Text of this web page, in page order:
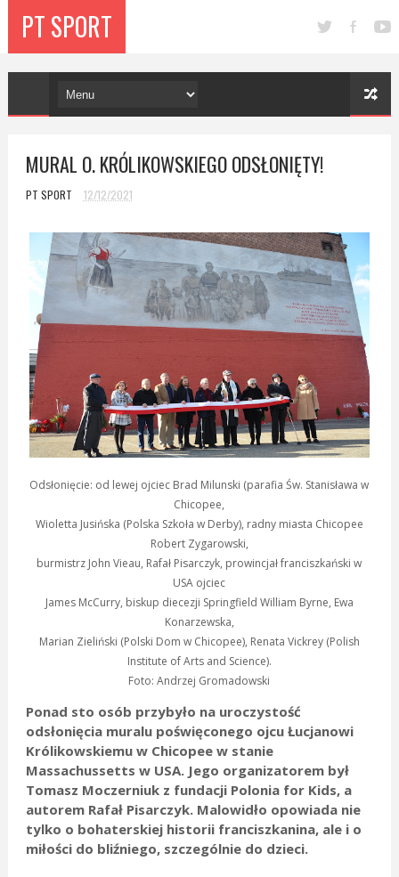
PT SPORT
MURAL O. KRÓLIKOWSKIEGO ODSŁONIĘTY!
PT SPORT 12/12/2021
Odsłonięcie: od lewej ojciec Brad Milunski (parafia Św. Stanisława w
Chicopee,
Wioletta Jusińska (Polska Szkoła w Derby), radny miasta Chicopee
Robert Zygarowski,
burmistrz John Vieau, Rafał Pisarczyk, prowincjał franciszkański w
USA ojciec
James McCurry, biskup diecezji Springfield William Byrne, Ewa
Konarzewska,
Marian Zieliński (Polski Dom w Chicopee), Renata Vickrey (Polish
Institute of Arts and Science).
Foto: Andrzej Gromadowski
Ponad sto osób przybyło na uroczystość
odsłonięcia muralu poświęconego ojcu Łucjanowi
Królikowskiemu w Chicopee w stanie
Massachussetts w USA. Jego organizatorem był
Tomasz Moczerniuk z fundacji Polonia for Kids, a
autorem Rafał Pisarczyk. Malowidło opowiada nie
tylko o bohaterskiej historii franciszkanina, ale i o
miłości do bliźniego, szczególnie do dzieci.